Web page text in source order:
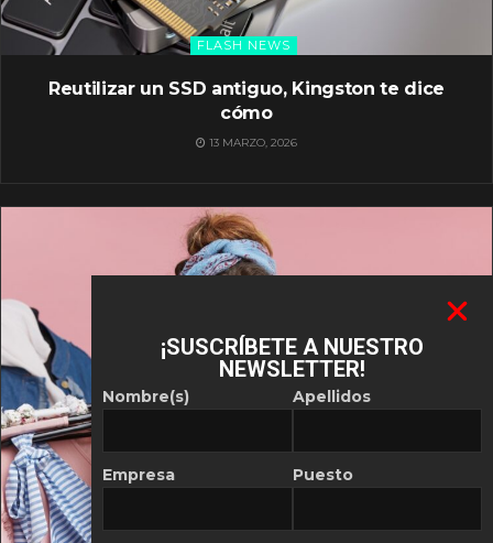
FLASH NEWS
Reutilizar un SSD antiguo, Kingston te dice
cómo
13 MARZO, 2026
¡SUSCRÍBETE A NUESTRO
NEWSLETTER!
Nombre(s)
Empresa
Apellidos
Puesto